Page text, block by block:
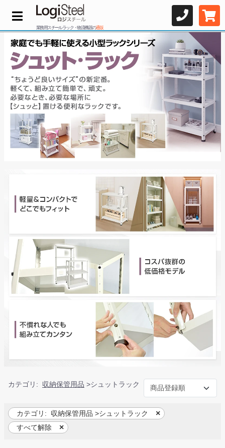
業務用スチールラック・物流機器の通販
カテゴリ: 収納保管用品 >シュットラック
カテゴリ: 収納保管用品 >シュットラック
すべて解除